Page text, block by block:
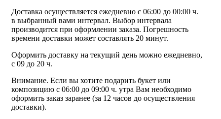
Доставка осуществляется ежедневно с 06:00 до 00:00 ч.
в выбранный вами интервал. Выбор интервала
производится при оформлении заказа. Погрешность
времени доставки может составлять 20 минут.
Оформить доставку на текущий день можно ежедневно,
с 09 до 20 ч.
Внимание. Если вы хотите подарить букет или
композицию с 06:00 до 09:00 ч. утра Вам необходимо
оформить заказ заранее (за 12 часов до осуществления
доставки).